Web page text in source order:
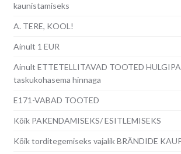
kaunistamiseks
A. TERE, KOOL!
Ainult 1 EUR
Ainult ETTETELLITAVAD TOOTED
taskukohasema hinnaga
E171-VABAD TOOTED
Kõik PAKENDAMISEKS/ ESITLEMISEKS
Kõik torditegemiseks vajalik BRÄNDIDE